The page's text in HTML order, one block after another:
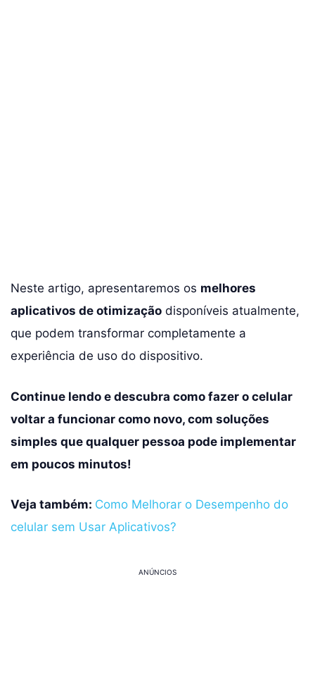
Neste artigo, apresentaremos os melhores
aplicativos de otimização disponíveis atualmente,
que podem transformar completamente a
experiência de uso do dispositivo.
Continue lendo e descubra como fazer o celular
voltar a funcionar como novo, com soluções
simples que qualquer pessoa pode implementar
em poucos minutos!
Veja também: Como Melhorar o Desempenho do
celular sem Usar Aplicativos?
ANÚNCIOS